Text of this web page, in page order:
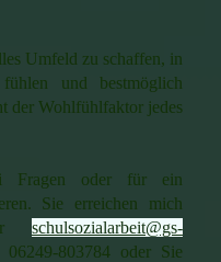
Umfeld zu schaffen, in
und bestmöglich
der Wohlfühlfaktor jedes
Fragen oder für ein
Sie erreichen mich
schulsozialarbeit@gs-
06249-803784 oder Sie